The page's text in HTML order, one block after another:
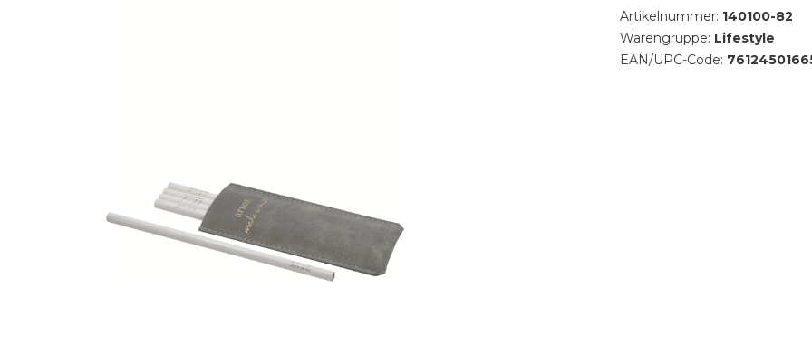
Artikelnummer: 140100-82
Warengruppe: Lifestyle
EAN/UPC-Code: